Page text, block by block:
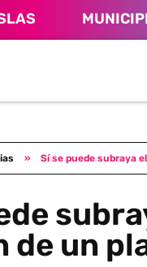
» Sí se puede subraya
de un